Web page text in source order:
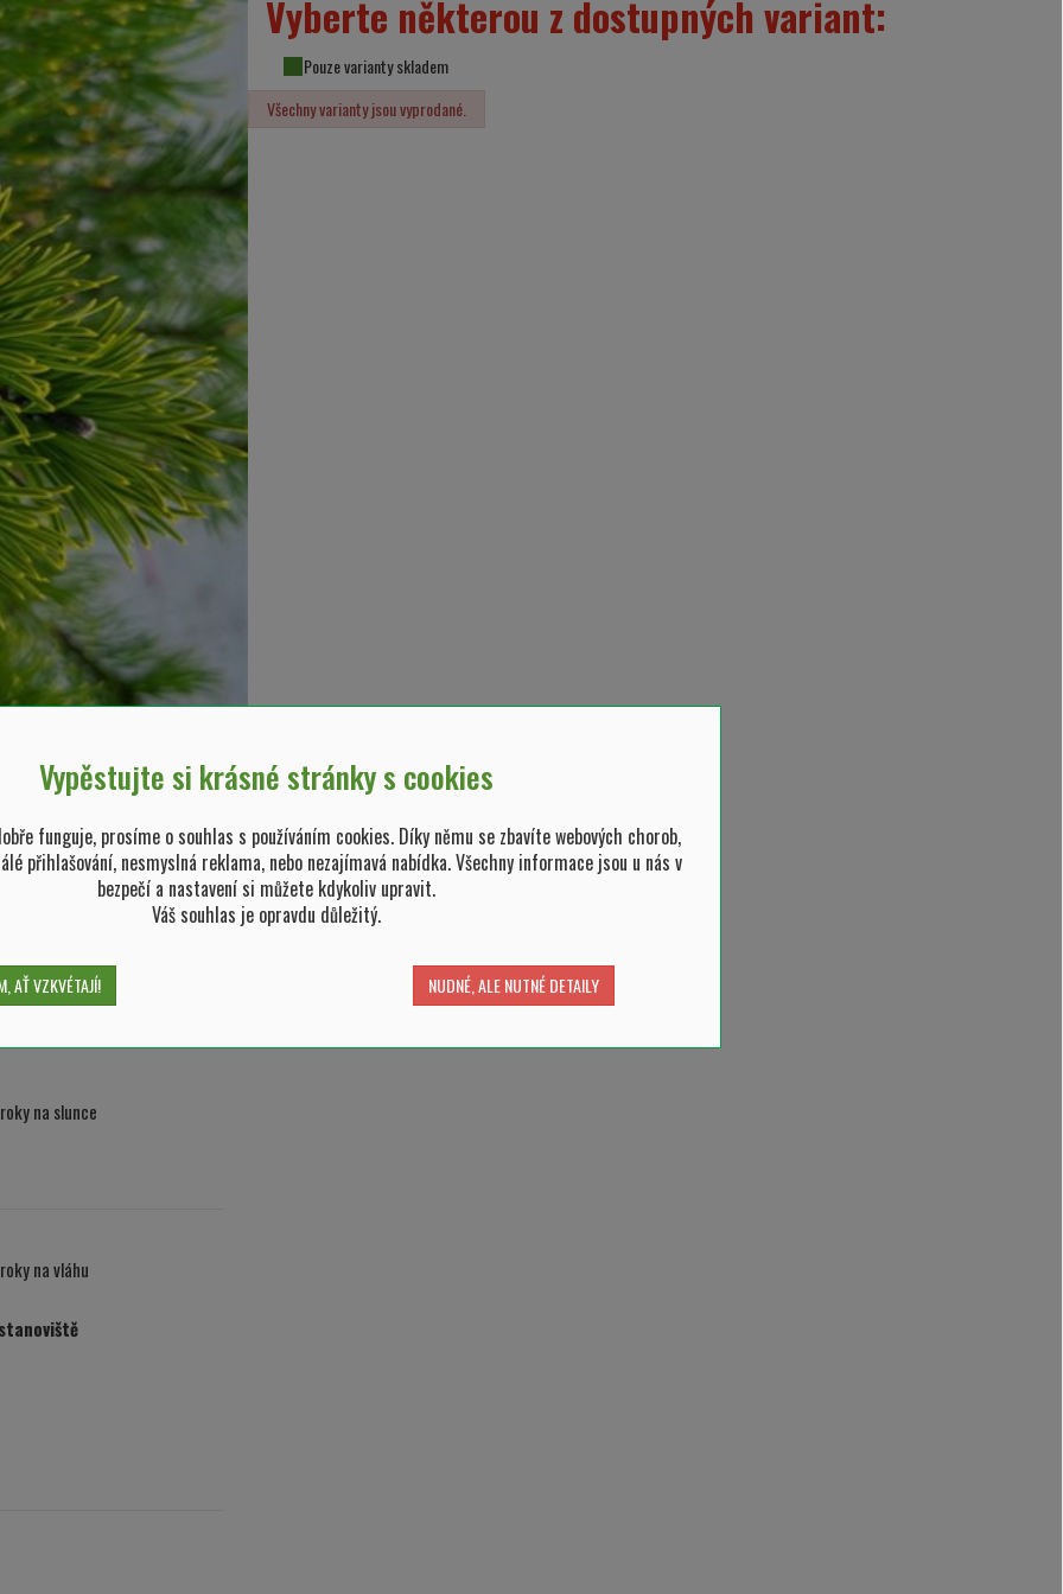
běžná výška rostliny (v m)
na slunce
na vláhu
Vyberte některou z dostupných variant:
Pouze varianty skladem
Všechny varianty jsou vyprodané.
Vypěstujte si krásné stránky s cookies
funguje, prosíme o souhlas s používáním cookies. Díky němu se zbavíte webových chorob,
přihlašování, nesmyslná reklama, nebo nezajímavá nabídka. Všechny informace jsou u nás v
bezpečí a nastavení si můžete kdykoliv upravit.
Váš souhlas je opravdu důležitý.
AŤ VZKVÉTAJÍ! NUDNÉ, ALE NUTNÉ DETAILY